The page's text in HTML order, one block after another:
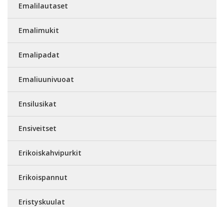
Emalilautaset
Emalimukit
Emalipadat
Emaliuunivuoat
Ensilusikat
Ensiveitset
Erikoiskahvipurkit
Erikoispannut
Eristyskuulat